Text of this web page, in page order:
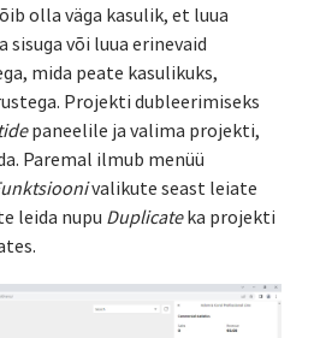
olla väga kasulik, et luua
või luua erinevaid
mida peate kasulikuks,
Projekti dubleerimiseks
paneelile ja valima projekti,
Paremal ilmub menüü
valikute seast leiate
leida nupu Duplicateka projekti